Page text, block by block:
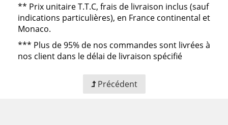
** Prix unitaire T.T.C, frais de livraison inclus (sauf
indications particulières), en France continental et
Monaco.
*** Plus de 95% de nos commandes sont livrées à
nos client dans le délai de livraison spécifié
Précédent